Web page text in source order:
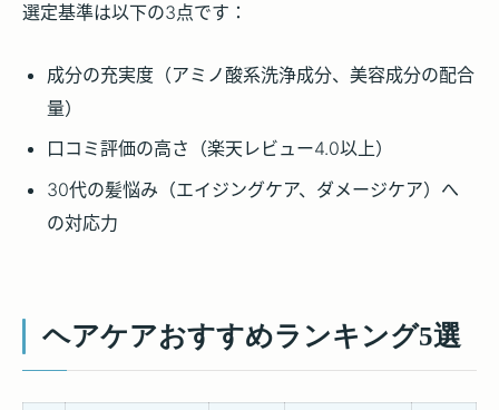
選定基準は以下の3点です：
成分の充実度（アミノ酸系洗浄成分、美容成分の配合
量）
口コミ評価の高さ（楽天レビュー4.0以上）
30代の髪悩み（エイジングケア、ダメージケア）へ
の対応力
ヘアケアおすすめランキング5選